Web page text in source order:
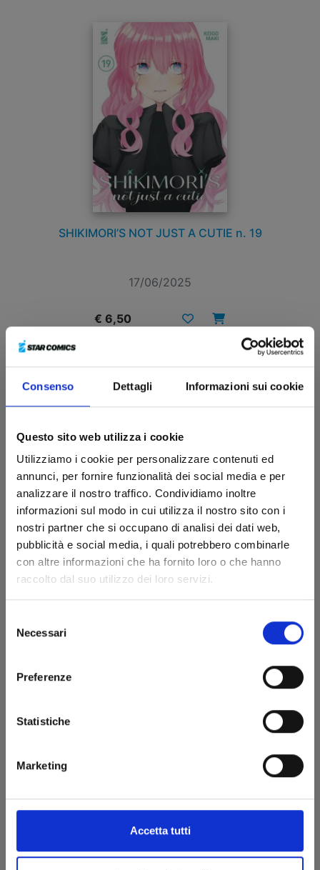
Consenso Dettagli Informazioni sui cookie
Questo sito web utilizza i cookie
Utilizziamo i cookie per personalizzare contenuti ed
annunci, per fornire funzionalità dei social media e per
analizzare il nostro traffico. Condividiamo inoltre
informazioni sul modo in cui utilizza il nostro sito con i
nostri partner che si occupano di analisi dei dati web,
pubblicità e social media, i quali potrebbero combinarle
con altre informazioni che ha fornito loro o che hanno
raccolto dal suo utilizzo dei loro servizi.
delNecessari
Preferenze
Statistiche
Marketing
Accetta tutti
SHIKIMORI’S NOT JUST A CUTIE n. 19
17/06/2025
€ 6,50
SHIKIMORI’S NOT JUST A CUTIE n. 18